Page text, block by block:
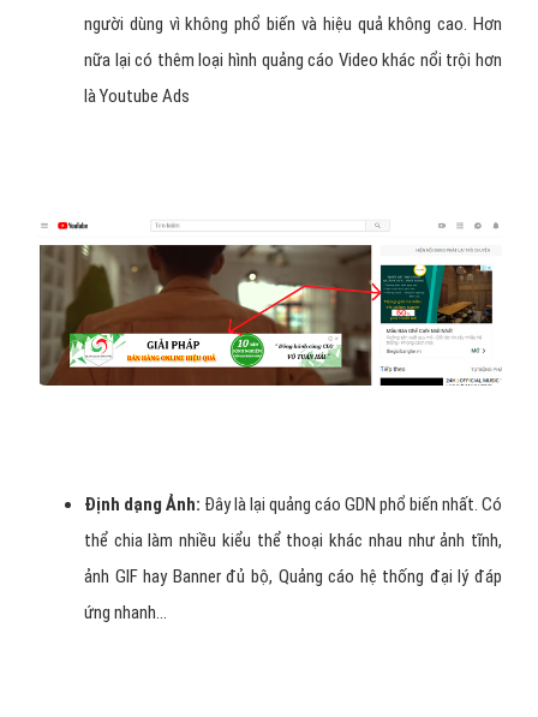
người dùng vì không phổ biến và hiệu quả không cao. Hơn
nữa lại có thêm loại hình quảng cáo Video khác nổi trội hơn
là Youtube Ads
Định dạng Ảnh: Đây là lại quảng cáo GDN phổ biến nhất. Có
thể chia làm nhiều kiểu thể thoại khác nhau như ảnh tĩnh,
ảnh GIF hay Banner đủ bộ, Quảng cáo hệ thống đại lý đáp
ứng nhanh…